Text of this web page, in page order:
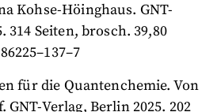
Kohse-Höinghaus. GNT-
314 Seiten, brosch. 39,80
für die Quantenchemie. Von
Verlag, Berlin 2025. 202